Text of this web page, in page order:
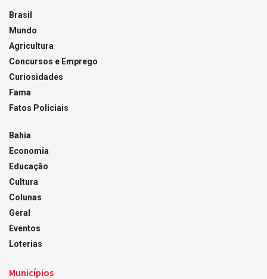
Brasil
Mundo
Agricultura
Concursos e Emprego
Curiosidades
Fama
Fatos Policiais
Bahia
Economia
Educação
Cultura
Colunas
Geral
Eventos
Loterias
Municípios